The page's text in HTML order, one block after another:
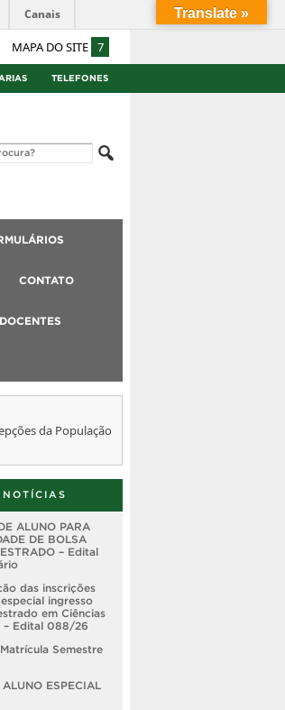
MAPA DO SITE 7
Canais
TELEFONES
CONTATO
da População
ALUNO PARA
DE BOLSA
– Edital
das inscrições
ingresso
em Ciências
– Edital 088/26
Semestre
ALUNO ESPECIAL
Translate »